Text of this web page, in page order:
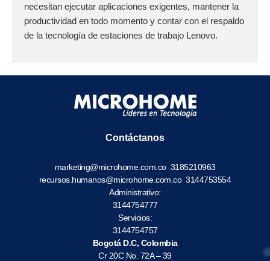
necesitan ejecutar aplicaciones exigentes, mantener la
productividad en todo momento y contar con el respaldo
de la tecnología de estaciones de trabajo Lenovo.
Contáctanos
marketing@microhome.com.co 3185210963
recursos.humanos@microhome.com.co3144753554
Administrativo:
3144754777
Servicios:
3144754757
Bogotá D.C, Colombia
Cr 20C No. 72A – 39